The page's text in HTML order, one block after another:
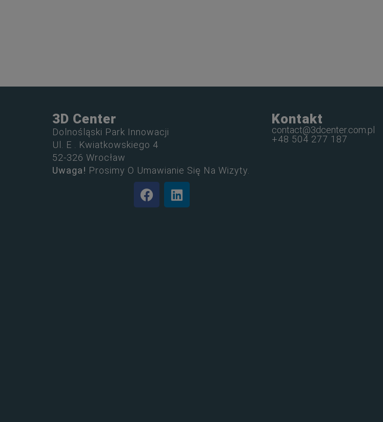
3D Center
Dolnośląski Park Innowacji
Ul. E . Kwiatkowskiego 4
52-326 Wrocław
Uwaga! Prosimy O Umawianie Się Na Wizyty.
Kontakt
contact@3dcenter.com.pl
+48 504 277 187